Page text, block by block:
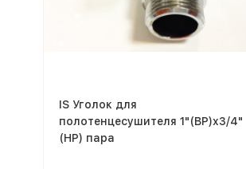
IS Уголок для
полотенцесушителя 1"(ВР)х3/4"
(НР) пара